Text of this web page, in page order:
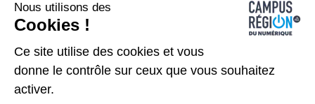
Plan du site
Données personnelles
Gérer les cookies
Nous utilisons des
Cookies !
Ce site utilise des cookies et vous
donne le contrôle sur ceux que vous souhaitez
activer.